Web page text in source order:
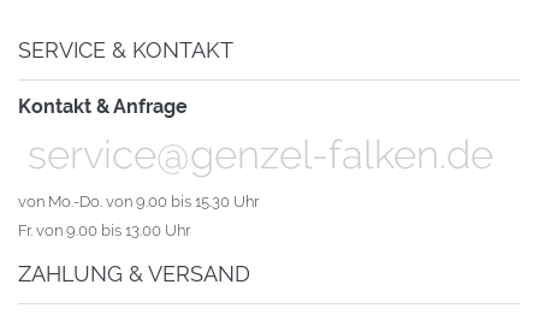
SERVICE & KONTAKT
Kontakt & Anfrage
service@genzel-falken.de
von Mo.-Do. von 9.00 bis 15.30 Uhr
Fr. von 9.00 bis 13.00 Uhr
ZAHLUNG & VERSAND